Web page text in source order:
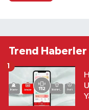
Trend Haberler
1